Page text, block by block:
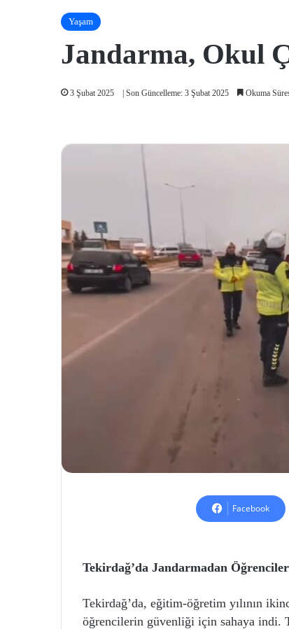
Yaşam
Jandarma, Okul
3 Şubat 2025 | Son Güncelleme: 3 Şubat 2025 Okuma
Facebook
Tekirdağ’da Jandarmadan
Tekirdağ’da, eğitim-öğretim yılının
öğrencilerin güvenliği için sahaya indi.